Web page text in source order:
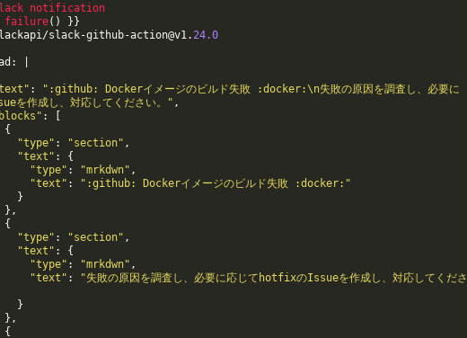
notification
failure( ) } }
/slack-github-action@v1.24.0
:
:
":github: Dockerイメージのビルド失敗 :docker:\n失敗の原因を調査し、必要に
を作成し、対応してください。" ,
:
{
"type" : "section" ,
"text" :
{
"type" : "mrkdwn" ,
"text" :
":github: Dockerイメージのビルド失敗 :docker:"
}
} ,
{
"type" : "section" ,
"text" :
{
"type" : "mrkdwn" ,
"text" :
"失敗の原因を調査し、必要に応じてhotfixのIssueを作成し、対応してくださ
}
} ,
{